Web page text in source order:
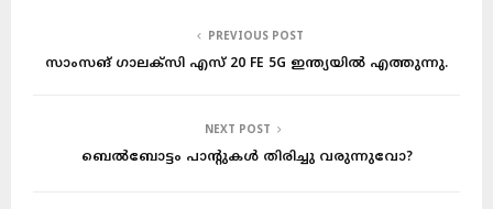
PREVIOUS POST
സാംസങ് ഗാലക്‌സി എസ് 20 FE 5G ഇന്ത്യയിൽ എത്തുന്നു.
NEXT POST
ബെൽബോട്ടം പാന്റുകൾ തിരിച്ചു വരുന്നുവോ?